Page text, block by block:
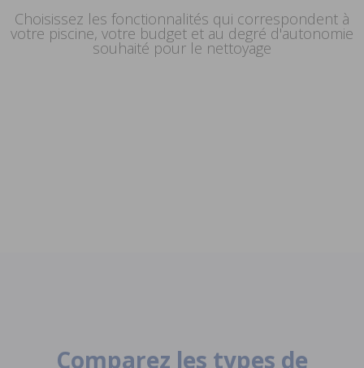
Choisissez les fonctionnalités qui correspondent à
votre piscine, votre budget et au degré d'autonomie
souhaité pour le nettoyage
Choisissez la profondeur du nettoyage
Correspondance entre votre nettoyeur et
Choix intelligents
Comparez les types de